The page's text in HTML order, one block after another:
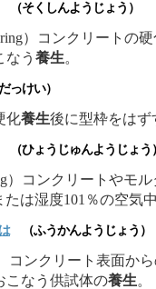
そくしんようじょう）
）コンクリートの
なう 養生。
けい）
化養生後に型枠をはず
ひょうじゅんようじょう）
）コンクリートやモ
は湿度101％の空気
（ふうかんようじょう）
）コンクリート表面か
こなう供試体の養生。